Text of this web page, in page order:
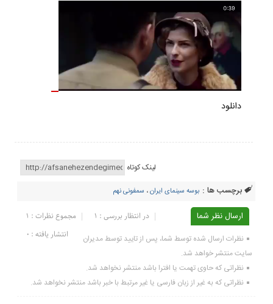
دانلود
لینک کوتاه
برچسب ها : بوسه سینمای ایران، سمفونی نهم
ارسال نظر شما مجموع نظرات : 1
در انتظار بررسی : 1
انتشار یافته : ۰
نظرات ارسال شده توسط شما، پس از تایید توسط مدیران
سایت منتشر خواهد شد.
نظراتی که حاوی تهمت یا افترا باشد منتشر نخواهد شد.
نظراتی که به غیر از زبان فارسی یا غیر مرتبط با خبر باشد منتشر نخواهد شد.